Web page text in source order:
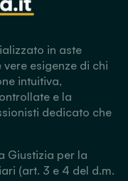
in aste
esigenze di chi
intuitiva,
e la
dedicato che
Giustizia per la
(art. 3 e 4 del d.m.